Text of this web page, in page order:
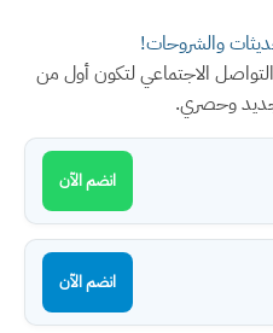
والشروحات!
الاجتماعي لتكون أول من
وحصري.
انضم الآن
انضم الآن